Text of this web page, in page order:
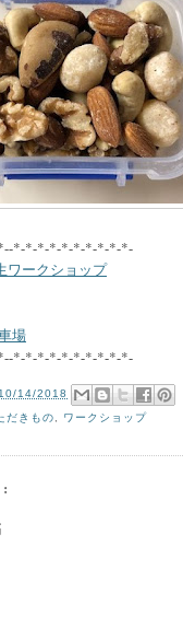
*-*-*-*-*-*-*-*-*-*-
ワークショップ
場
*-*-*-*-*-*-*-*-*-*-
14/2018
だきもの
ワークショップ